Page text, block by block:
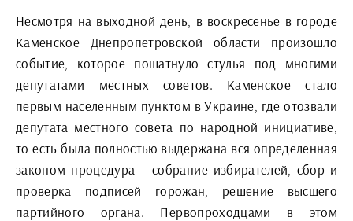
Несмотря на выходной день, в воскресенье в городе
Каменское Днепропетровской области произошло
событие, которое пошатнуло стулья под многими
депутатами местных советов. Каменское стало
первым населенным пунктом в Украине, где отозвали
депутата местного совета по народной инициативе,
то есть была полностью выдержана вся определенная
законом процедура – собрание избирателей, сбор и
проверка подписей горожан, решение высшего
партийного органа. Первопроходцами в этом